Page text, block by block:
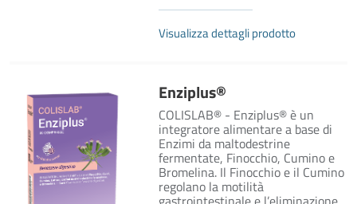
Visualizza dettagli prodotto
Enziplus®
COLISLAB® - Enziplus® è un
integratore alimentare a base di
Enzimi da maltodestrine
fermentate, Finocchio, Cumino e
Bromelina. Il Finocchio e il Cumino
regolano la motilità